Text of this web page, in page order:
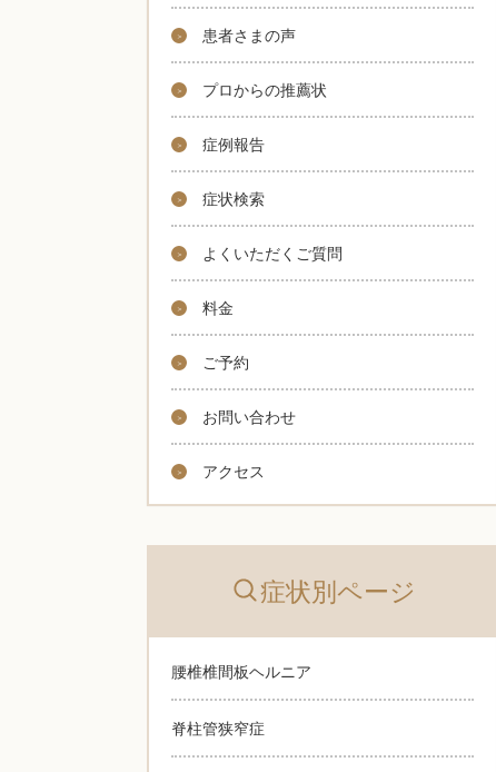
患者さまの声
プロからの推薦状
症例報告
症状検索
よくいただくご質問
料金
ご予約
お問い合わせ
アクセス
症状別ページ
腰椎椎間板ヘルニア
脊柱管狭窄症